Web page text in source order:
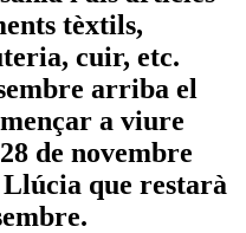
tèxtils,
cuir, etc.
arriba el
a viure
de novembre
que restarà